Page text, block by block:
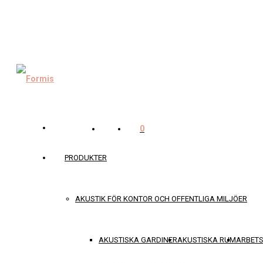
PRODUKTER
AKUSTIK FÖR KONTOR OCH OFFENTLIGA MILJÖER
AKUSTISKA GARDINERAKUSTISKA RUM
0